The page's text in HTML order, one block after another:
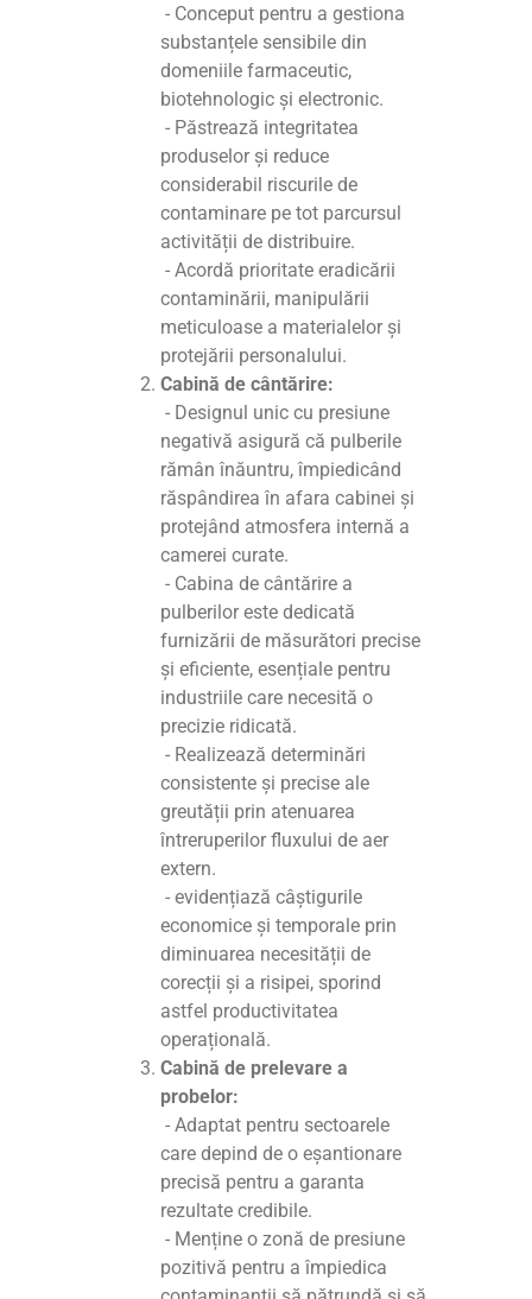
- Conceput pentru a gestiona
substanțele sensibile din
domeniile farmaceutic,
biotehnologic și electronic.
- Păstrează integritatea
produselor și reduce
considerabil riscurile de
contaminare pe tot parcursul
activității de distribuire.
- Acordă prioritate eradicării
contaminării, manipulării
meticuloase a materialelor și
protejării personalului.
Cabină de cântărire:
- Designul unic cu presiune
negativă asigură că pulberile
rămân înăuntru, împiedicând
răspândirea în afara cabinei și
protejând atmosfera internă a
camerei curate.
- Cabina de cântărire a
pulberilor este dedicată
furnizării de măsurători precise
și eficiente, esențiale pentru
industriile care necesită o
precizie ridicată.
- Realizează determinări
consistente și precise ale
greutății prin atenuarea
întreruperilor fluxului de aer
extern.
- evidențiază câștigurile
economice și temporale prin
diminuarea necesității de
corecții și a risipei, sporind
astfel productivitatea
operațională.
Cabină de prelevare a
probelor:
- Adaptat pentru sectoarele
care depind de o eșantionare
precisă pentru a garanta
rezultate credibile.
- Menține o zonă de presiune
pozitivă pentru a împiedica